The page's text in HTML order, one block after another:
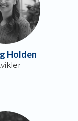
Holden